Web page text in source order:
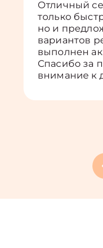
Отличный
только
но и
вариантов
выполнен
Спасибо за
внимание к